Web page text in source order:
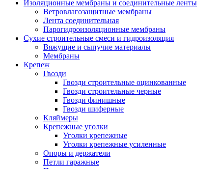
Изоляционные мембраны и соединительные ленты
Ветровлагозащитные мембраны
Лента соединительная
Парогидроизоляционные мембраны
Сухие строительные смеси и гидроизоляция
Вяжущие и сыпучие материалы
Мембраны
Крепеж
Гвозди
Гвозди строительные оцинкованные
Гвозди строительные черные
Гвозди финишные
Гвозди шиферные
Кляймеры
Крепежные уголки
Уголки крепежные
Уголки крепежные усиленные
Опоры и держатели
Петли гаражные